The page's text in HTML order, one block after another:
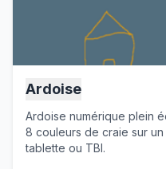
Ardoise
Ardoise numérique plein
8 couleurs de craie sur
tablette ou TBI.